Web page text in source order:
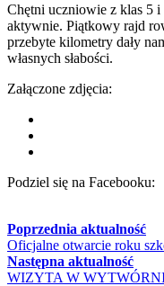
Chętni uczniowie z klas 5
aktywnie. Piątkowy rajd
przebyte kilometry dały
własnych słabości.
Załączone zdjęcia:
Podziel się na Facebooku:
Poprzednia aktualność
Oficjalne otwarcie roku
Następna aktualność
WIZYTA W